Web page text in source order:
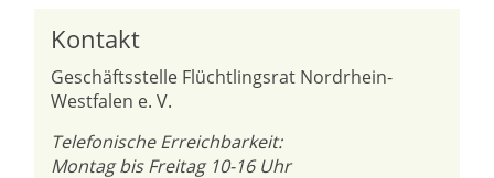
Kontakt
Geschäftsstelle Flüchtlingsrat Nordrhein-
Westfalen e. V.
Telefonische Erreichbarkeit:
Montag bis Freitag 10-16 Uhr